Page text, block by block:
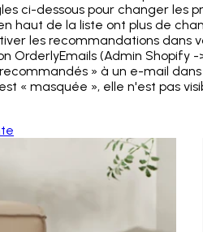
ci-dessous pour changer les
haut de la liste ont plus de
les recommandations dans
OrderlyEmails (Admin Shopify
» à un e-mail
« masquée », elle n'est pas